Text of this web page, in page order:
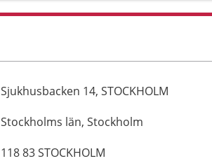
Sjukhusbacken 14, STOCKHOLM
Stockholms län, Stockholm
118 83 STOCKHOLM